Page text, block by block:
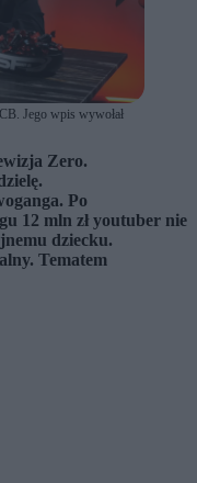
Jego wpis wywołał
Zero.
Po
12 mln zł youtuber nie
dziecku.
Tematem